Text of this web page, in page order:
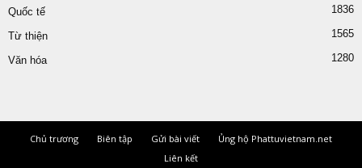
Quốc tế 1836
Từ thiện 1565
Văn hóa 1280
Chủ trương Biên tập Gửi bài viết
Ủng hộ Phattuvietnam.net
Liên kết